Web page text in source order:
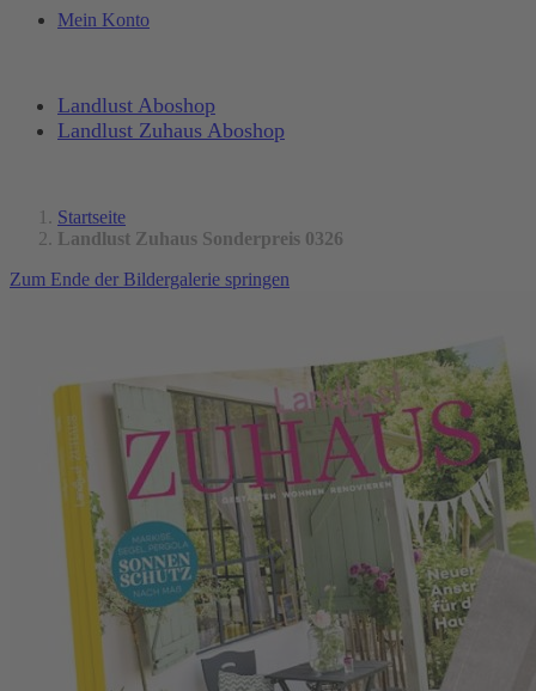
Mein Konto
Landlust Aboshop
Landlust Zuhaus Aboshop
Startseite
Landlust Zuhaus Sonderpreis 0326
Zum Ende der Bildergalerie springen